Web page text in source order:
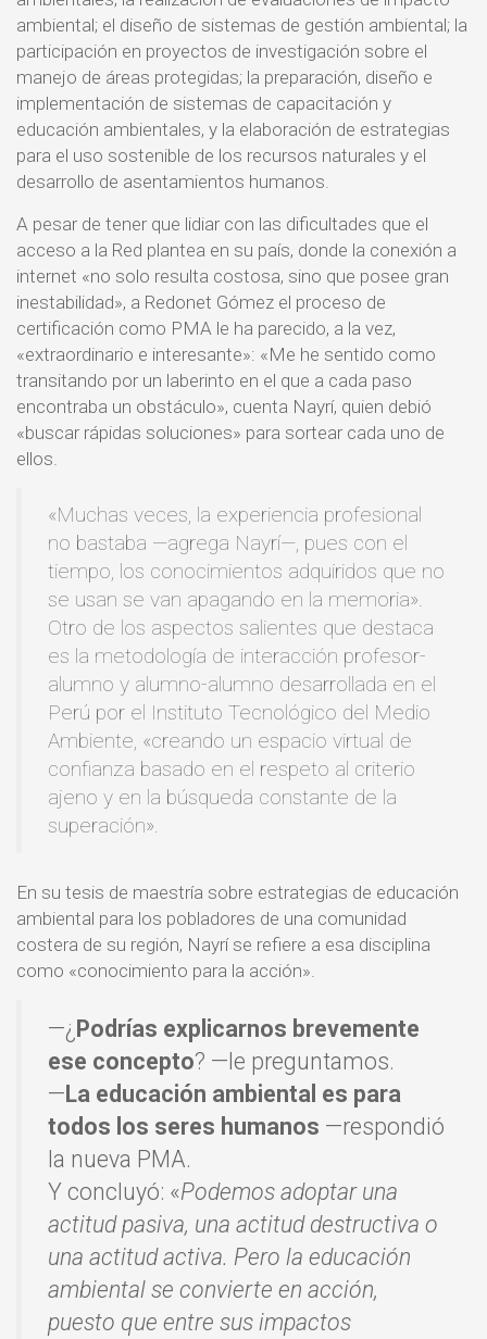
ambiental; el diseño de sistemas de gestión ambiental; la
participación en proyectos de investigación sobre el
manejo de áreas protegidas; la preparación, diseño e
implementación de sistemas de capacitación y
educación ambientales, y la elaboración de estrategias
para el uso sostenible de los recursos naturales y el
desarrollo de asentamientos humanos.
A pesar de tener que lidiar con las dificultades que el
acceso a la Red plantea en su país, donde la conexión a
internet «no solo resulta costosa, sino que posee gran
inestabilidad», a Redonet Gómez el proceso de
certificación como PMA le ha parecido, a la vez,
«extraordinario e interesante»: «Me he sentido como
transitando por un laberinto en el que a cada paso
encontraba un obstáculo», cuenta Nayrí, quien debió
«buscar rápidas soluciones» para sortear cada uno de
ellos.
«Muchas veces, la experiencia profesional
no bastaba —agrega Nayrí—, pues con el
tiempo, los conocimientos adquiridos que no
se usan se van apagando en la memoria».
Otro de los aspectos salientes que destaca
es la metodología de interacción profesor-
alumno y alumno-alumno desarrollada en el
Perú por el Instituto Tecnológico del Medio
Ambiente, «creando un espacio virtual de
confianza basado en el respeto al criterio
ajeno y en la búsqueda constante de la
superación».
En su tesis de maestría sobre estrategias de educación
ambiental para los pobladores de una comunidad
costera de su región, Nayrí se refiere a esa disciplina
como «conocimiento para la acción».
—¿ Podrías explicarnos brevemente
ese concepto? —le preguntamos.
—La educación ambiental es para
todos los seres humanos —respondió
la nueva PMA.
Y concluyó: «Podemos adoptar una
actitud pasiva, una actitud destructiva o
una actitud activa. Pero la educación
ambiental se convierte en acción,
puesto que entre sus impactos